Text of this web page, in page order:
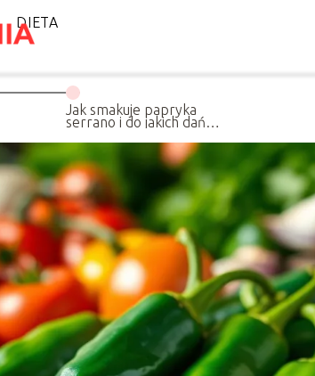
DIETA
Jak smakuje papryka
serrano i do jakich dań